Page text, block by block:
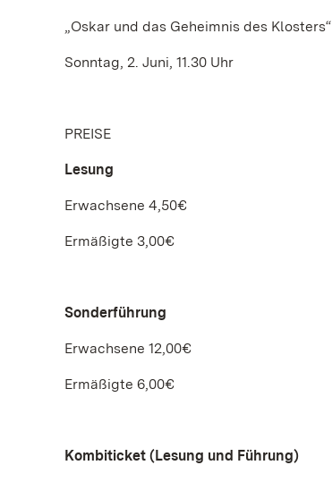
„Oskar und das Geheimnis des Klosters“
Sonntag, 2. Juni, 11.30 Uhr
PREISE
Lesung
Erwachsene 4,50€
Ermäßigte 3,00€
Sonderführung
Erwachsene 12,00€
Ermäßigte 6,00€
Kombiticket (Lesung und Führung)